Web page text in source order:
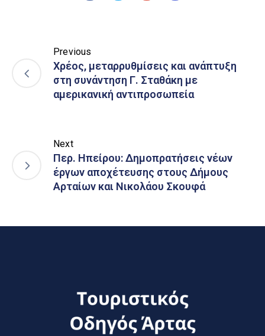
Previous
Χρέος, μεταρρυθμίσεις και ανάπτυξη
στη συνάντηση Γ. Σταθάκη με
αμερικανική αντιπροσωπεία
Next
Περ. Ηπείρου: Δημοπρατήσεις νέων
έργων αποχέτευσης στους Δήμους
Αρταίων και Νικολάου Σκουφά